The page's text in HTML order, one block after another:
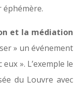
éphémère.
et la médiation
» un événement
». L’exemple le
du Louvre avec